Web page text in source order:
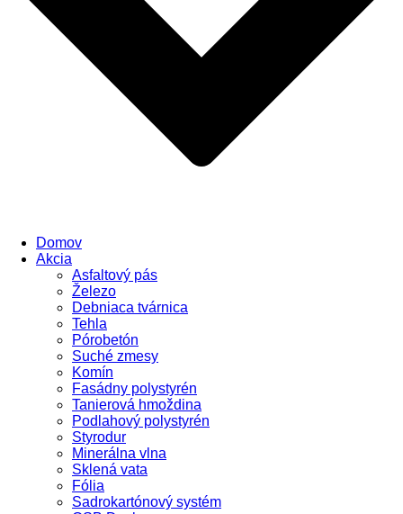
Domov
Akcia
Asfaltový pás
Železo
Debniaca tvárnica
Tehla
Pórobetón
Suché zmesy
Komín
Fasádny polystyrén
Tanierová hmoždina
Podlahový polystyrén
Styrodur
Minerálna vlna
Sklená vata
Fólia
Sadrokartónový systém